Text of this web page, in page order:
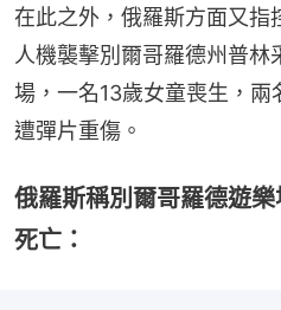
在此之外，俄羅斯方面又指
人機襲擊別爾哥羅德州普林
場，一名13歲女童喪生，
遭彈片重傷。
俄羅斯稱別爾哥羅德遊
死亡：